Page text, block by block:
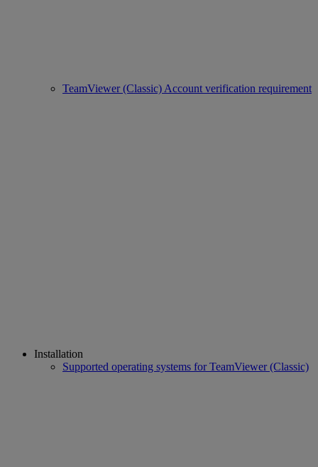
TeamViewer (Classic) Account verification requirement
Installation
Supported operating systems for TeamViewer (Classic)